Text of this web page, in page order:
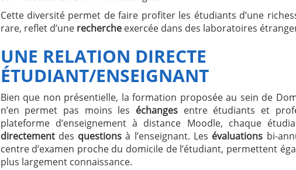
Cette diversité permet de faire profiter les étudiants d’une
rare, reflet d’une rechercheexercée dans des laboratoires
UNE RELATION DIRECTE
ÉTUDIANT/ENSEIGNANT
Bien que non présentielle, la formation proposée au sein de
n’en permet pas moins les échangesentre étudiants et
plateforme d’enseignement à distance Moodle, chaque
directementdes questions à l’enseignant. Les évaluations bi-
centre d’examen proche du domicile de l’étudiant, permettent
plus largement connaissance.